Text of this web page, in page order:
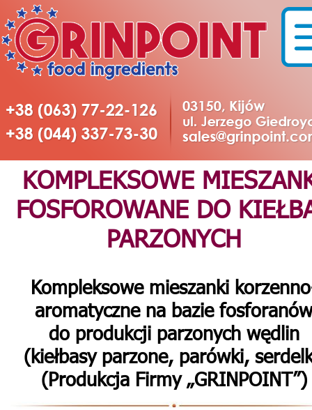
KOMPLEKSOWE
FOSFOROWANE DO
PARZONYCH
Kompleksowe mieszanki
aromatyczne na bazie
do produkcji parzonych wędlin
(kiełbasy parzone, parówki,
(Produkcja Firmy „GRINPOINT”)